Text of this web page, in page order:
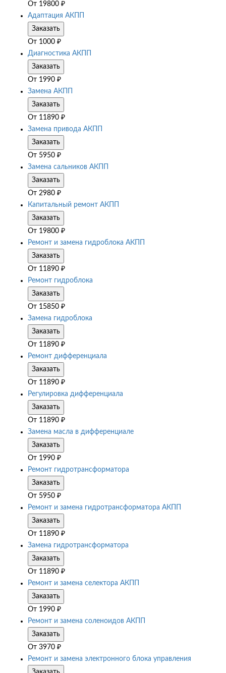
От 19800 ₽
Адаптация АКПП
Заказать
От 1000 ₽
Диагностика АКПП
Заказать
От 1990 ₽
Замена АКПП
Заказать
От 11890 ₽
Замена привода АКПП
Заказать
От 5950 ₽
Замена сальников АКПП
Заказать
От 2980 ₽
Капитальный ремонт АКПП
Заказать
От 19800 ₽
Ремонт и замена гидроблока АКПП
Заказать
От 11890 ₽
Ремонт гидроблока
Заказать
От 15850 ₽
Замена гидроблока
Заказать
От 11890 ₽
Ремонт дифференциала
Заказать
От 11890 ₽
Регулировка дифференциала
Заказать
От 11890 ₽
Замена масла в дифференциале
Заказать
От 1990 ₽
Ремонт гидротрансформатора
Заказать
От 5950 ₽
Ремонт и замена гидротрансформатора АКПП
Заказать
От 11890 ₽
Замена гидротрансформатора
Заказать
От 11890 ₽
Ремонт и замена селектора АКПП
Заказать
От 1990 ₽
Ремонт и замена соленоидов АКПП
Заказать
От 3970 ₽
Ремонт и замена электронного блока управления